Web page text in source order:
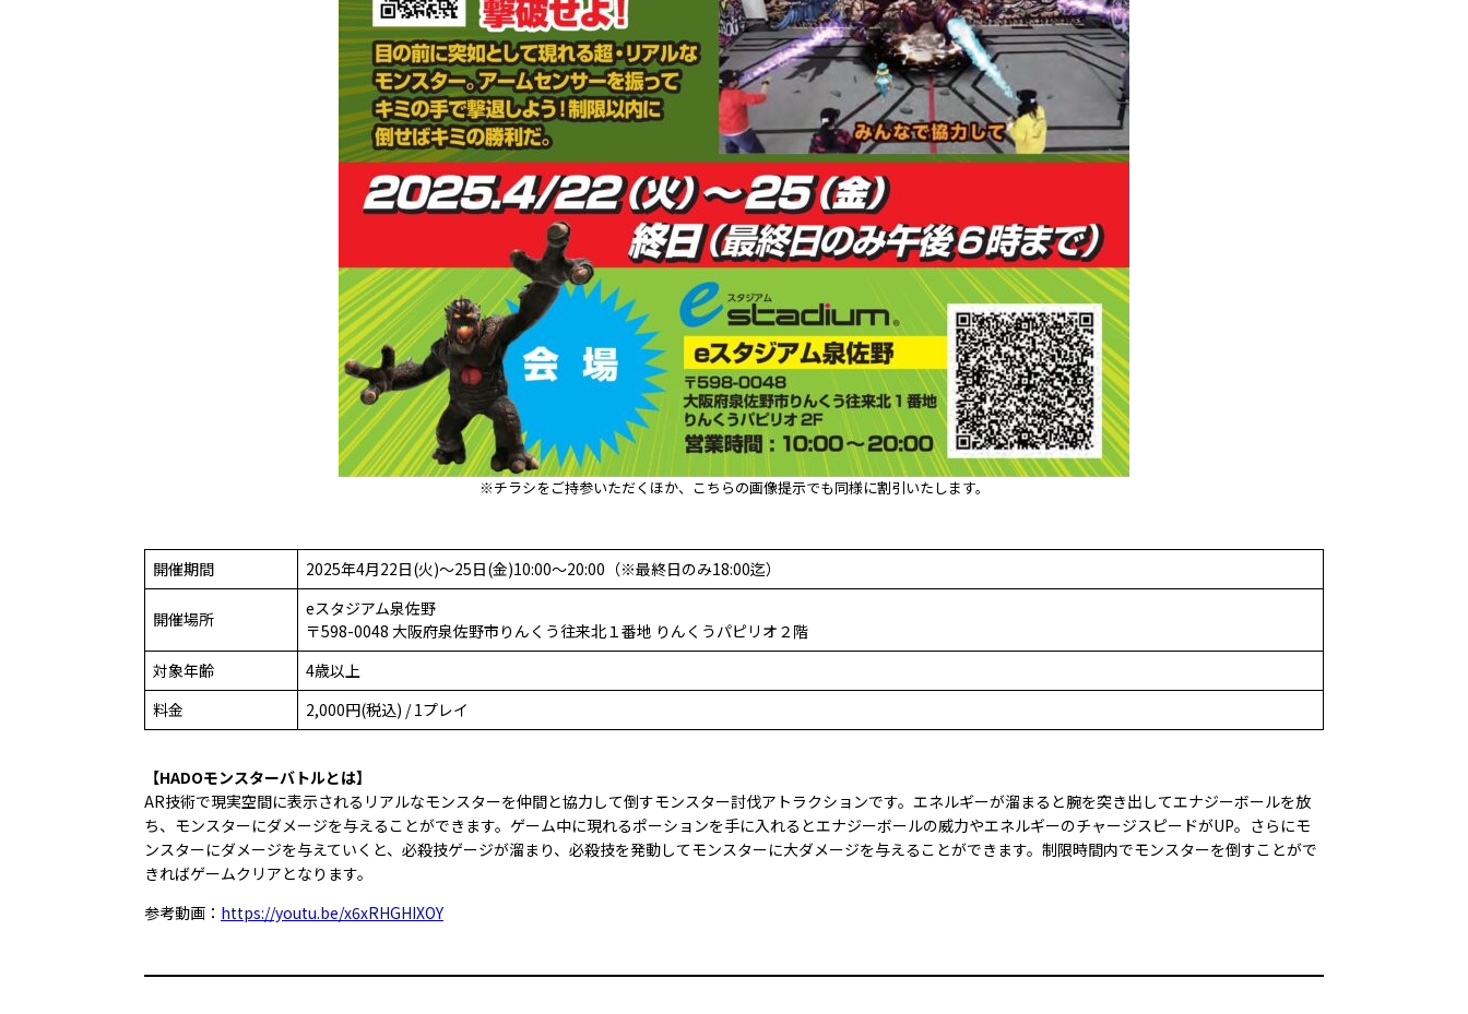
※チラシをご持参いただくほか、こちらの画像提示でも同様に割引いたします。
開催期間 2025年4月22日(火)〜25日(金)10:00～20:00（※最終日のみ18:00迄）
開催場所
eスタジアム泉佐野
〒598-0048 大阪府泉佐野市りんくう往来北１番地 りんくうパピリオ２階
対象年齢
4歳以上
料金
2,000円(税込) / 1プレイ
【HADOモンスターバトルとは】
AR技術で現実空間に表示されるリアルなモンスターを仲間と協力して倒すモンスター討伐アトラクションです。エネルギーが溜まると腕を突き出してエナジーボールを放
ち、モンスターにダメージを与えることができます。ゲーム中に現れるポーションを手に入れるとエナジーボールの威力やエネルギーのチャージスピードがUP。さらにモ
ンスターにダメージを与えていくと、必殺技ゲージが溜まり、必殺技を発動してモンスターに大ダメージを与えることができます。制限時間内でモンスターを倒すことがで
きればゲームクリアとなります。
参考動画： https://youtu.be/x6xRHGHIXOY